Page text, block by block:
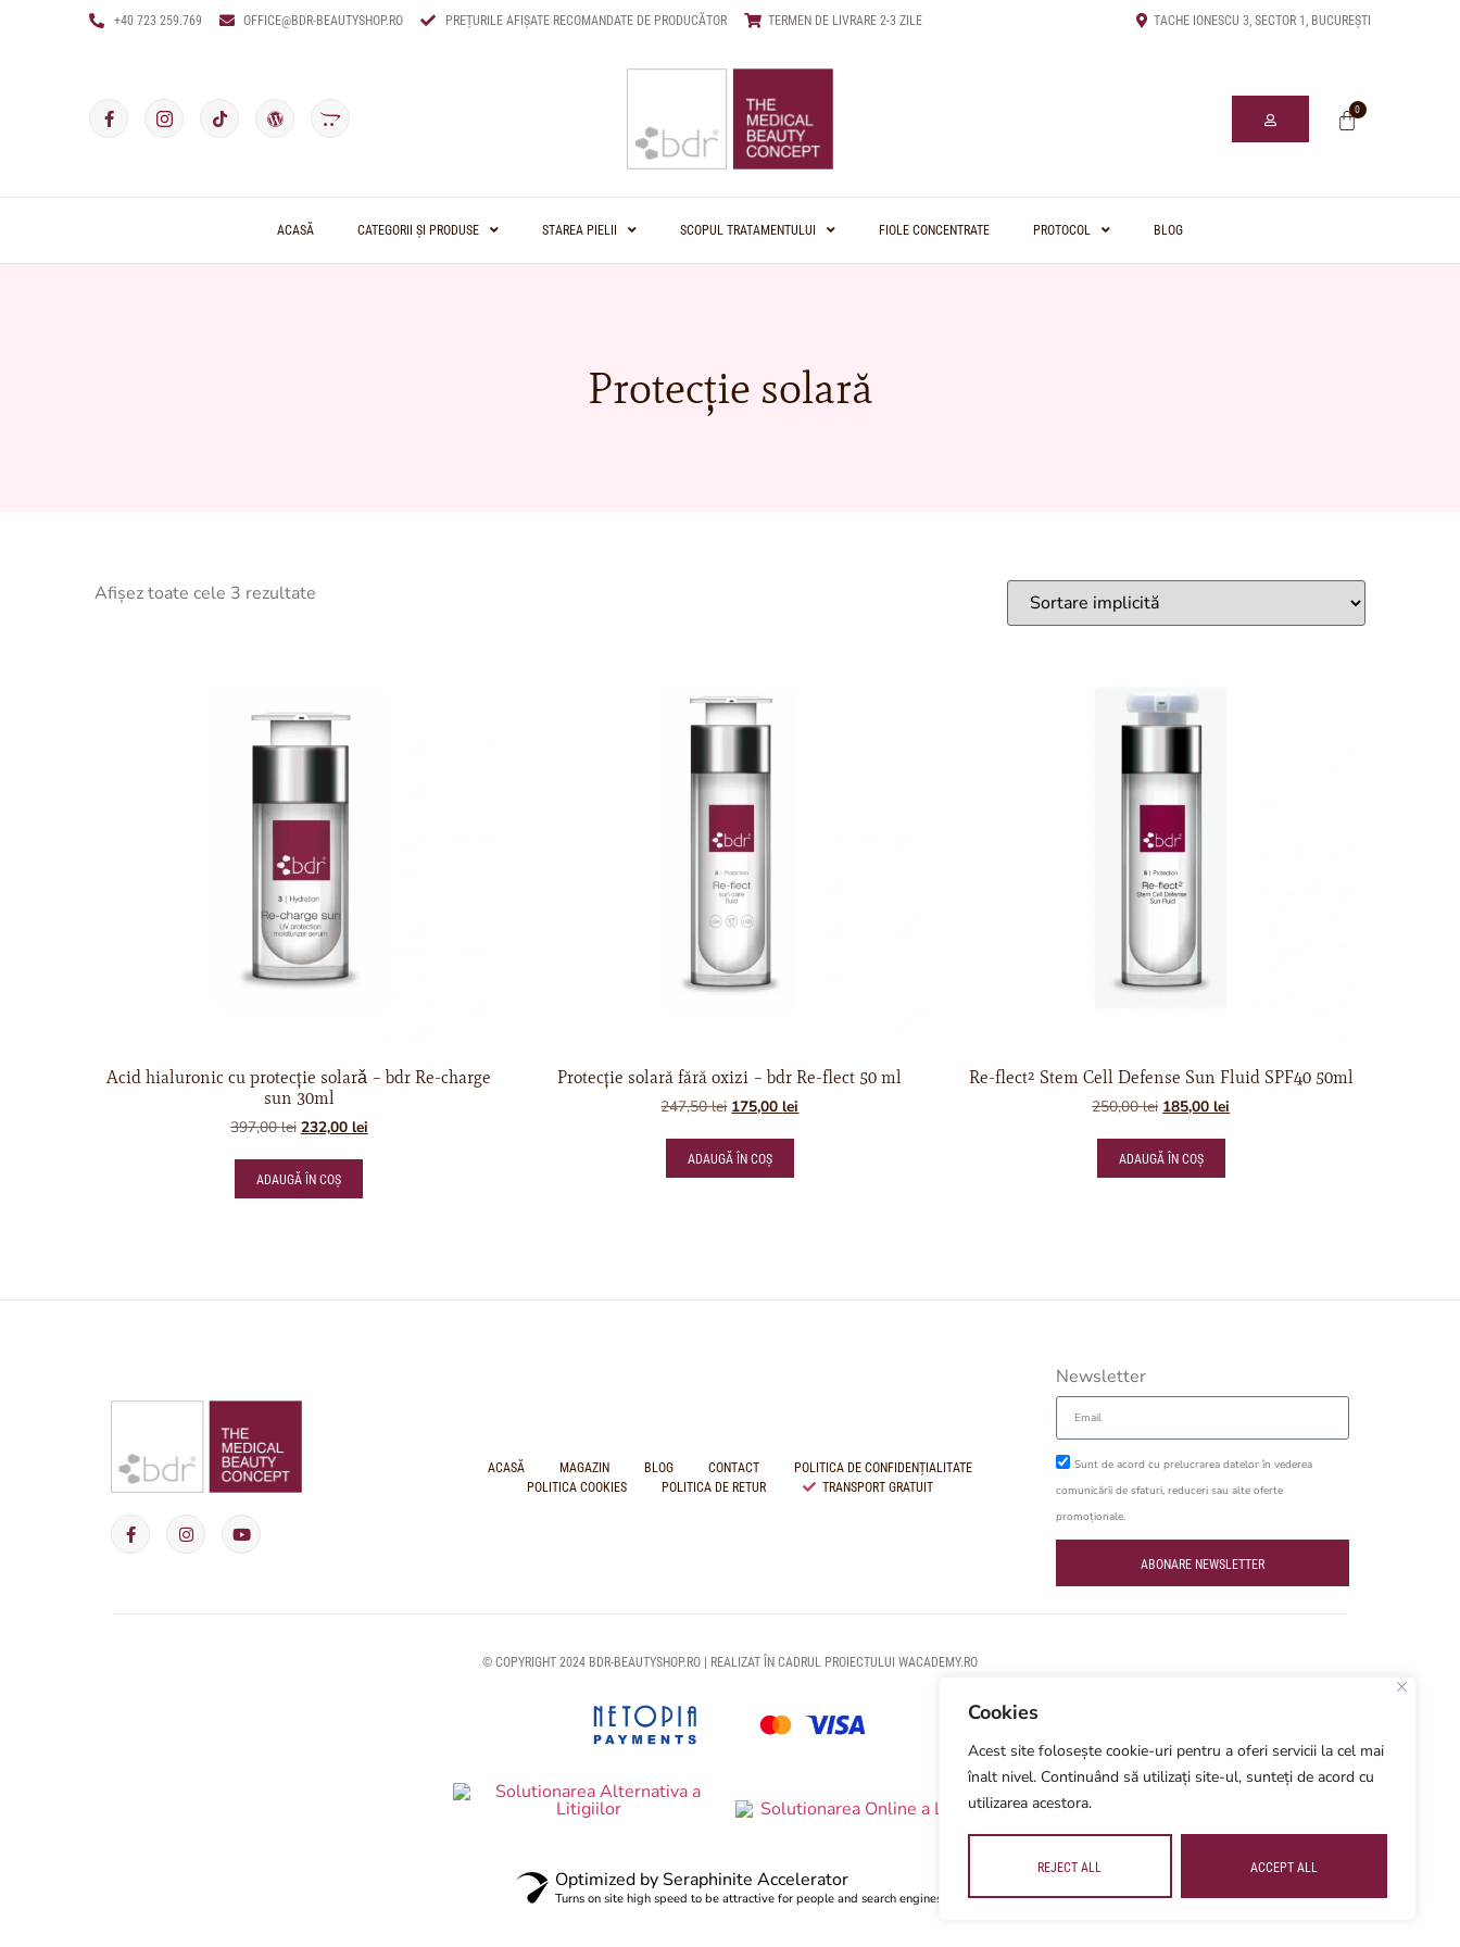
Cookies
Acest site folosește cookie-uri pentru a oferi servicii la cel mai
înalt nivel. Continuând să utilizați site-ul, sunteți de acord cu
utilizarea acestora.
REJECT ALL ACCEPT ALL
+40 723 259.769 OFFICE@BDR-BEAUTYSHOP.RO PREȚURILE AFIȘATE RECOMANDATE DE PRODUCĂTOR TERMEN DE LIVRARE 2-3 ZILE TACHE IONESCU 3, SECTOR 1, BUCUREȘTI
0
ACASĂ CATEGORII ȘI PRODUSE STAREA PIELII SCOPUL TRATAMENTULUI FIOLE CONCENTRATE PROTOCOL BLOG
Protecție solară
Afișez toate cele 3 rezultate
Acid hialuronic cu protecție solarǎ – bdr Re-charge
sun 30ml
397,00lei 232,00 lei
ADAUGĂ ÎN COȘ
Protecție solară fără oxizi – bdr Re-flect 50 ml
247,50lei 175,00lei
ADAUGĂ ÎN COȘ
Re-flect² Stem Cell Defense Sun Fluid SPF40 50ml
250,00lei 185,00lei
ADAUGĂ ÎN COȘ
ACASĂ MAGAZIN BLOG CONTACT
POLITICA DE CONFIDENȚIALITATE
POLITICA COOKIES
POLITICA DE RETUR TRANSPORT GRATUIT
Newsletter
Sunt de acord cu prelucrarea datelor în vederea
comunicării de sfaturi, reduceri sau alte oferte
promoționale.
ABONARE NEWSLETTER
© COPYRIGHT 2024 BDR-BEAUTYSHOP.RO | REALIZAT ÎN CADRUL PROIECTULUI WACADEMY.RO
Optimized by Seraphinite Accelerator
Turns on site high speed to be attractive for people and search engines.